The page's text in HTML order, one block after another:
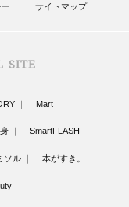
サイトマップ
SITE
Mart
SmartFLASH
ソル 本がすき。